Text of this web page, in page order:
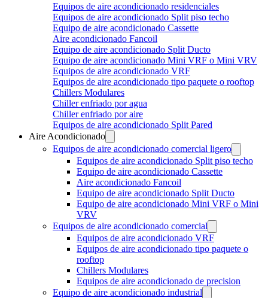
Equipos de aire acondicionado residenciales
Equipos de aire acondicionado Split piso techo
Equipo de aire acondicionado Cassette
Aire acondicionado Fancoil
Equipo de aire acondicionado Split Ducto
Equipo de aire acondicionado Mini VRF o Mini VRV
Equipos de aire acondicionado VRF
Equipos de aire acondicionado tipo paquete o rooftop
Chillers Modulares
Chiller enfriado por agua
Chiller enfriado por aire
Equipos de aire acondicionado Split Pared
Aire Acondicionado
Equipos de aire acondicionado comercial ligero
Equipos de aire acondicionado Split piso techo
Equipo de aire acondicionado Cassette
Aire acondicionado Fancoil
Equipo de aire acondicionado Split Ducto
Equipo de aire acondicionado Mini VRF o Mini
VRV
Equipos de aire acondicionado comercial
Equipos de aire acondicionado VRF
Equipos de aire acondicionado tipo paquete o
rooftop
Chillers Modulares
Equipos de aire acondicionado de precision
Equipo de aire acondicionado industrial